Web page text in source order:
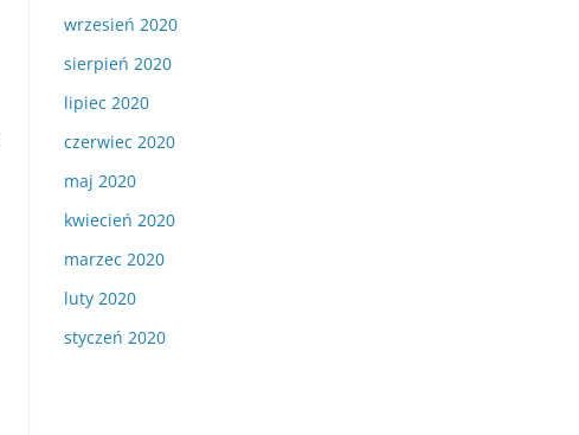
wrzesień 2020
sierpień 2020
lipiec 2020
czerwiec 2020
maj 2020
kwiecień 2020
marzec 2020
luty 2020
styczeń 2020